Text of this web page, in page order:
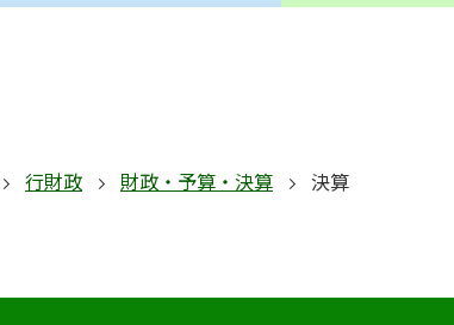
行財政 財政・予算・決算 決算